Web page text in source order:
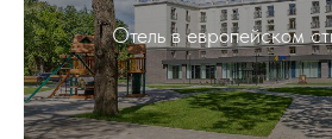
Отель в европейском